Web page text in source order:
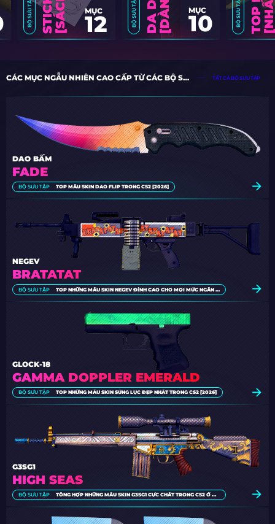
BỘ SƯU TẬP
BỘ SƯU TẬP MỤC
10
BỘ SƯU TẬP MỤC
12
CÁC MỤC NGẪU NHIÊN CAO CẤP TỪ CÁC BỘ SƯU TẬP TẤT CẢ BỘ SƯU TẬP
FADE
DAO BẤM
BỘ SƯU TẬP TOP MẪU SKIN DAO FLIP TRONG CS2 [2026]
BRATATAT
NEGEV
BỘ SƯU TẬP TOP NHỮNG MẪU SKIN NEGEV ĐỈNH CAO CHO MỌI MỨC NGÂN SÁCH [2026]
GAMMA DOPPLER EMERALD
GLOCK-18
BỘ SƯU TẬP TOP NHỮNG MẪU SKIN SÚNG LỤC ĐẸP NHẤT TRONG CS2 [2026]
HIGH SEAS
G3SG1
BỘ SƯU TẬP TỔNG HỢP NHỮNG MẪU SKIN G3SG1 CỰC CHẤT TRONG CS2 Ở MỌI MỨC GIÁ